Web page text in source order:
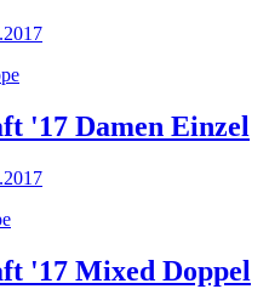
'17 Damen Einzel
'17 Mixed Doppel